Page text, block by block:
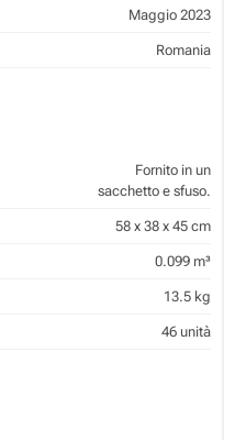
Maggio 2023
Romania
Fornito in un
sacchetto e sfuso.
58 x 38 x 45 cm
0.099 m³
13.5 kg
46 unità